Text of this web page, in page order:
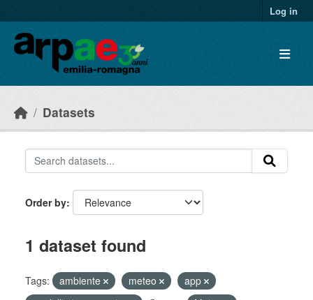
Log in
Datasets
Order by
1 dataset found
Tags: ambiente meteo
app